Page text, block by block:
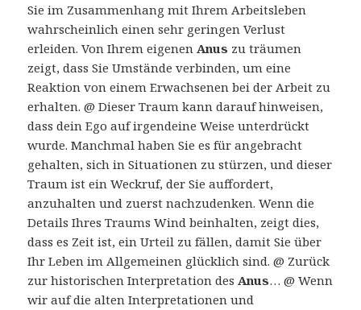
Sie im Zusammenhang mit Ihrem Arbeitsleben
wahrscheinlich einen sehr geringen Verlust
erleiden. Von Ihrem eigenenAnus zu träumen
zeigt, dass Sie Umstände verbinden, um eine
Reaktion von einem Erwachsenen bei der Arbeit zu
erhalten. @ Dieser Traum kann darauf hinweisen,
dass dein Ego auf irgendeine Weise unterdrückt
wurde. Manchmal haben Sie es für angebracht
gehalten, sich in Situationen zu stürzen, und dieser
Traum ist ein Weckruf, der Sie auffordert,
anzuhalten und zuerst nachzudenken. Wenn die
Details Ihres Traums Wind beinhalten, zeigt dies,
dass es Zeit ist, ein Urteil zu fällen, damit Sie über
Ihr Leben im Allgemeinen glücklich sind. @ Zurück
zur historischen Interpretation desAnus… @ Wenn
wir auf die alten Interpretationen und